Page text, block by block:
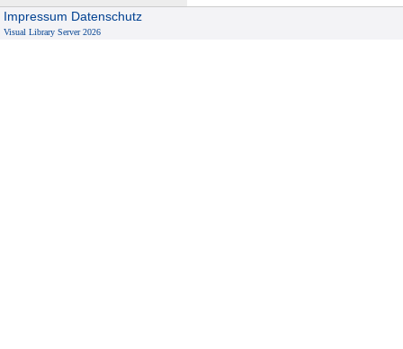
Impressum Datenschutz
Visual Library Server 2026